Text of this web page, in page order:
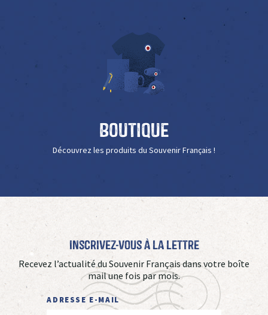
Boutique
Découvrez les produits du Souvenir Français !
Inscrivez-vous à La Lettre
Recevez l’actualité du Souvenir Français dans votre boîte
mail une fois par mois.
ADRESSE E-MAIL